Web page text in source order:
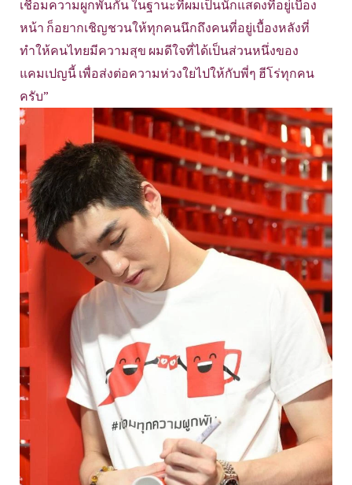
เชื่อมความผูกพันกัน ในฐานะที่ผมเป็นนักแสดงที่อยู่เบื้อง
หน้า ก็อยากเชิญชวนให้ทุกคนนึกถึงคนที่อยู่เบื้องหลังที่
ทำให้คนไทยมีความสุข ผมดีใจที่ได้เป็นส่วนหนึ่งของ
แคมเปญนี้ เพื่อส่งต่อความห่วงใยไปให้กับพี่ๆ ฮีโร่ทุกคน
ครับ”